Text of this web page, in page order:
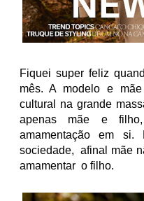
Fiquei super feliz
mês. A modelo e
cultural na grande
apenas mãe e
amamentação em
sociedade, afinal mãe
amamentar o filho.